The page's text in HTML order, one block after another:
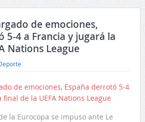
de emociones,
5-4 a Francia y jugará la
Nations League
la Eurocopa se impuso ante Le